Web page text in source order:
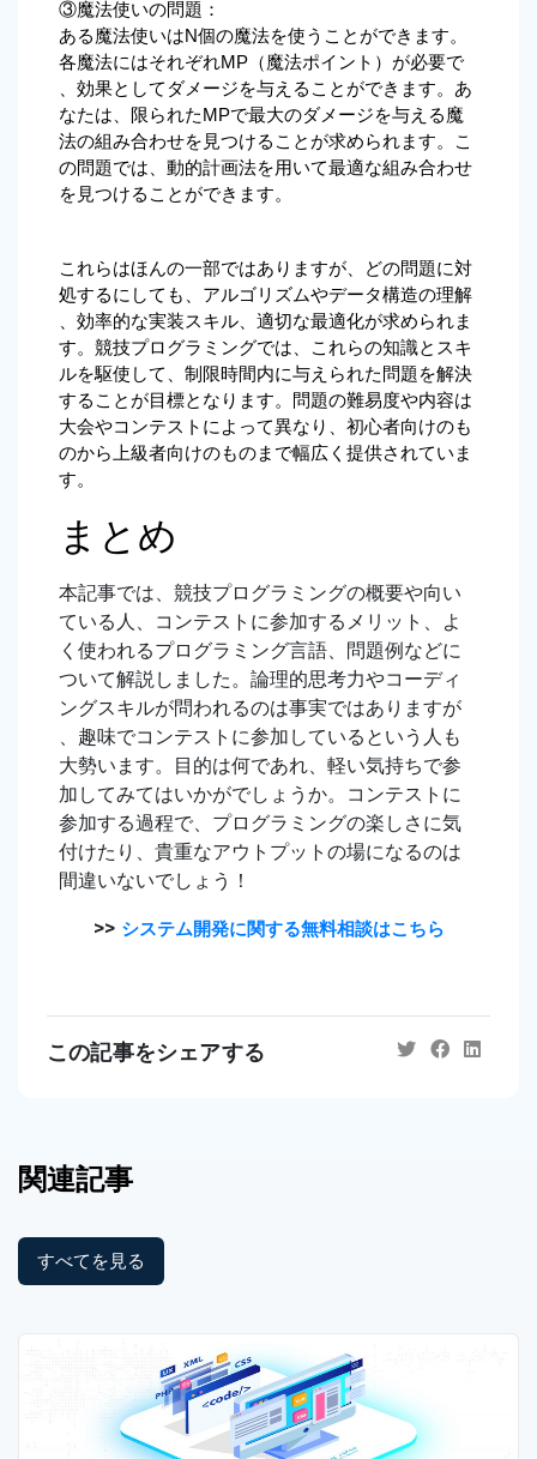
③魔法使いの問題：
ある魔法使いはN個の魔法を使うことができます。
各魔法にはそれぞれMP（魔法ポイント）が必要で
、効果としてダメージを与えることができます。あ
なたは、限られたMPで最大のダメージを与える魔
法の組み合わせを見つけることが求められます。こ
の問題では、動的計画法を用いて最適な組み合わせ
を見つけることができます。
これらはほんの一部ではありますが、どの問題に対
処するにしても、アルゴリズムやデータ構造の理解
、効率的な実装スキル、適切な最適化が求められま
す。競技プログラミングでは、これらの知識とスキ
ルを駆使して、制限時間内に与えられた問題を解決
することが目標となります。問題の難易度や内容は
大会やコンテストによって異なり、初心者向けのも
のから上級者向けのものまで幅広く提供されていま
す。
まとめ
本記事では、競技プログラミングの概要や向い
ている人、コンテストに参加するメリット、よ
く使われるプログラミング言語、問題例などに
ついて解説しました。論理的思考力やコーディ
ングスキルが問われるのは事実ではありますが
、趣味でコンテストに参加しているという人も
大勢います。目的は何であれ、軽い気持ちで参
加してみてはいかがでしょうか。コンテストに
参加する過程で、プログラミングの楽しさに気
付けたり、貴重なアウトプットの場になるのは
間違いないでしょう！
>> システム開発に関する無料相談はこちら
この記事をシェアする
関連記事
すべてを見る